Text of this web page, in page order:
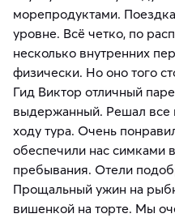
морепродуктами.
уровне. Всё четко, по
несколько внутренних
физически. Но оно того
Гид Виктор отличный
выдержанный. Решал
ходу тура. Очень
обеспечили нас симками
пребывания. Отели
Прощальный ужин на
вишенкой на торте. Мы